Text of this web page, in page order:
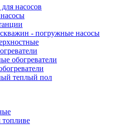
насосов
- погружные насосы
обогреватели
теплый пол